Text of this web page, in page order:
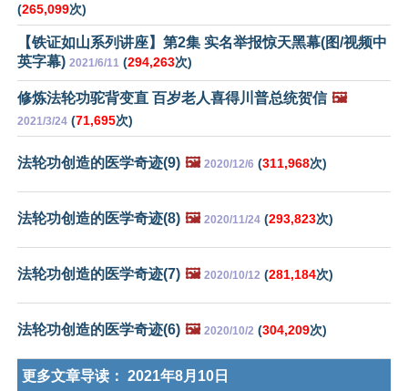
(265,099次)
【铁证如山系列讲座】第2集 实名举报惊天黑幕(图/视频中
英字幕) 2021/6/11 (294,263次)
修炼法轮功驼背变直 百岁老人喜得川普总统贺信 🖼️
2021/3/24 (71,695次)
法轮功创造的医学奇迹(9) 🖼️ 2020/12/6 (311,968次)
法轮功创造的医学奇迹(8) 🖼️ 2020/11/24 (293,823次)
法轮功创造的医学奇迹(7) 🖼️ 2020/10/12 (281,184次)
法轮功创造的医学奇迹(6) 🖼️ 2020/10/2 (304,209次)
更多文章导读： 2021年8月10日